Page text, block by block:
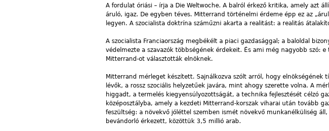
A fordulat óriási – írja a Die Weltwoche. A balról érkező kritika, amely azt
áruló, igaz. De egyben téves. Mitterrand történelmi érdeme épp ez az
legyen. A szocialista doktrína száműzni akarta a realitást: a realitás
A szocialista Franciaország megbékélt a piaci gazdasággal; a baloldal
védelmezte a szavazók többségének érdekeit. És ami még nagyobb szó:
Mitterrand-ot választották elnöknek.
Mitterrand mérleget készített. Sajnálkozva szólt arról, hogy elnökségének
lévők, a rossz szociális helyzetűek javára, mint ahogy szerette volna. A
higgadt, a termelés kiegyensúlyozottságát, a technika fejlesztését célzó
középosztályba, amely a kezdeti Mitterrand-korszak viharai után tovább
feszültség: a növekvő jóléttel szemben ismét növekvő munkanélküliség
bevándorló érkezett, közöttük 3,5 millió arab.